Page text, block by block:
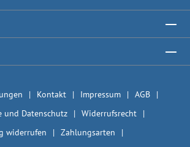
Kontakt Impressum
AGB
und Datenschutz
Widerrufsrecht
widerrufen
Zahlungsarten